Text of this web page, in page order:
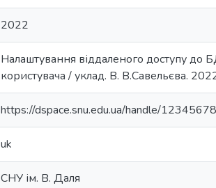
2022
Налаштування віддаленого доступу до
користувача / уклад. В. В.Савельєва.
https://dspace.snu.edu.ua/handle/
uk
СНУ ім. В. Даля